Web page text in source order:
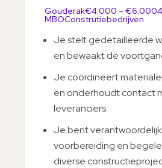
Gouderak€4.000 – €6.000
MBOConstrutiebedrijven
Je stelt gedetailleerde
en bewaakt de
Je coördineert
en onderhoudt contact
leveranciers.
Je bent
voorbereiding en
diverse